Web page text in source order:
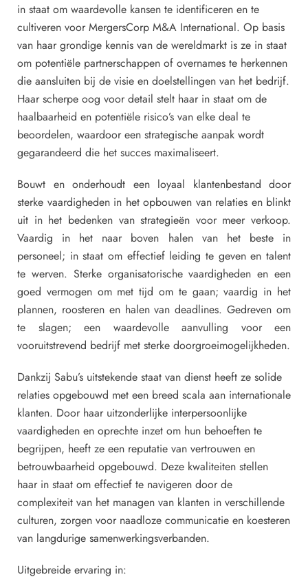
in staat om waardevolle kansen te identificeren en te
cultiveren voor MergersCorp M&A International. Op basis
van haar grondige kennis van de wereldmarkt is ze in staat
om potentiële partnerschappen of overnames te herkennen
die aansluiten bij de visie en doelstellingen van het bedrijf.
Haar scherpe oog voor detail stelt haar in staat om de
haalbaarheid en potentiële risico’s van elke deal te
beoordelen, waardoor een strategische aanpak wordt
gegarandeerd die het succes maximaliseert.
Bouwt en onderhoudt een loyaal klantenbestand door
sterke vaardigheden in het opbouwen van relaties en blinkt
uit in het bedenken van strategieën voor meer verkoop.
Vaardig in het naar boven halen van het beste in
personeel; in staat om effectief leiding te geven en talent
te werven. Sterke organisatorische vaardigheden en een
goed vermogen om met tijd om te gaan; vaardig in het
plannen, roosteren en halen van deadlines. Gedreven om
te slagen; een waardevolle aanvulling voor een
vooruitstrevend bedrijf met sterke doorgroeimogelijkheden.
Dankzij Sabu’s uitstekende staat van dienst heeft ze solide
relaties opgebouwd met een breed scala aan internationale
klanten. Door haar uitzonderlijke interpersoonlijke
vaardigheden en oprechte inzet om hun behoeften te
begrijpen, heeft ze een reputatie van vertrouwen en
betrouwbaarheid opgebouwd. Deze kwaliteiten stellen
haar in staat om effectief te navigeren door de
complexiteit van het managen van klanten in verschillende
culturen, zorgen voor naadloze communicatie en koesteren
van langdurige samenwerkingsverbanden.
Uitgebreide ervaring in: